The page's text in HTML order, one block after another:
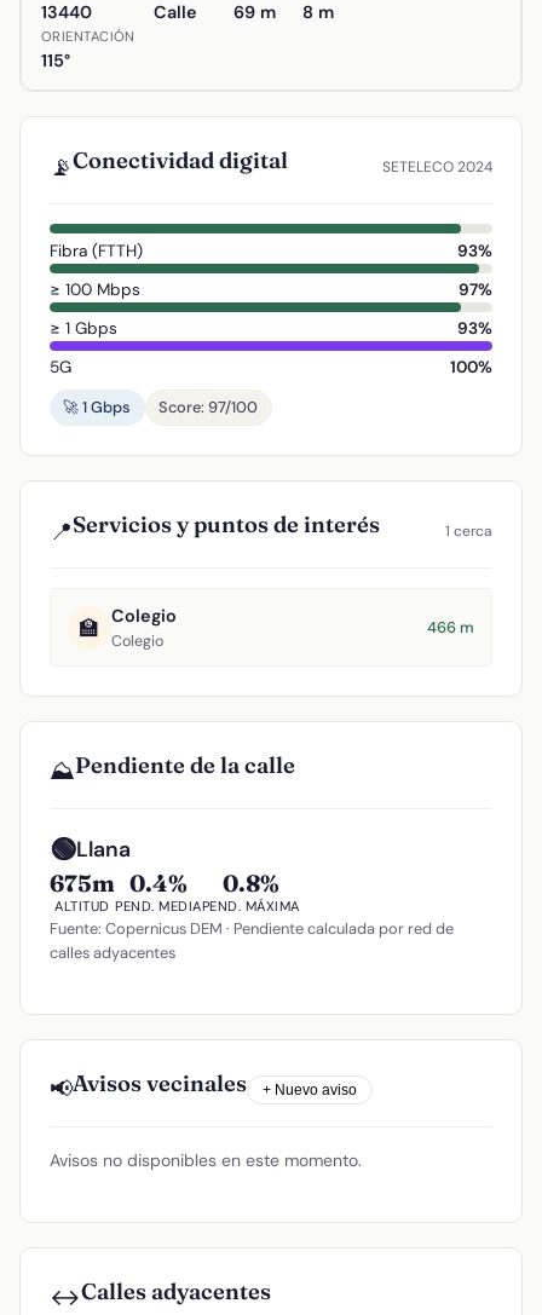
13440 Calle 69 m 8 m
ORIENTACIÓN
115°
📡Conectividad digital SETELECO 2024
Fibra (FTTH)
93%
≥ 100 Mbps
97%
≥ 1 Gbps
93%
5G
100%
🚀 1 Gbps
Score: 97/100
📍Servicios y puntos de interés 1 cerca
🏫 Colegio
Colegio
466 m
⛰️Pendiente de la calle
🟢Llana
675m
ALTITUD
0.4%
PEND. MEDIA
0.8%
PEND. MÁXIMA
Fuente: Copernicus DEM · Pendiente calculada por red de
calles adyacentes
📢Avisos vecinales + Nuevo aviso
Avisos no disponibles en este momento.
↔️Calles adyacentes